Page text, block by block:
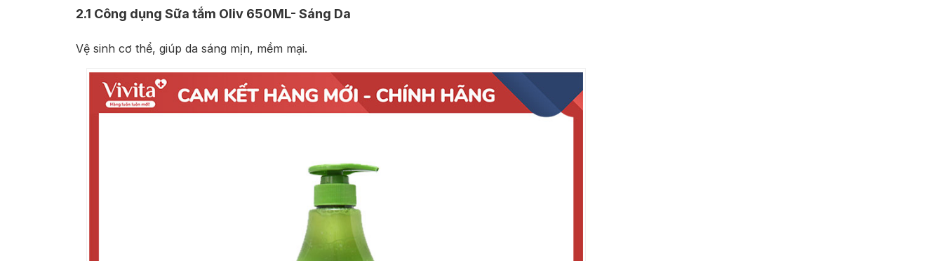
2.1 Công dụng Sữa tắm Oliv 650ML- Sáng Da
Vệ sinh cơ thể, giúp da sáng mịn, mềm mại.